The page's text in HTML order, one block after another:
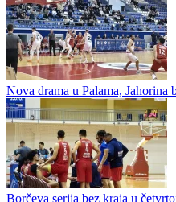
Radnički ispao, Mladost i dalje
Jahorina
0 0